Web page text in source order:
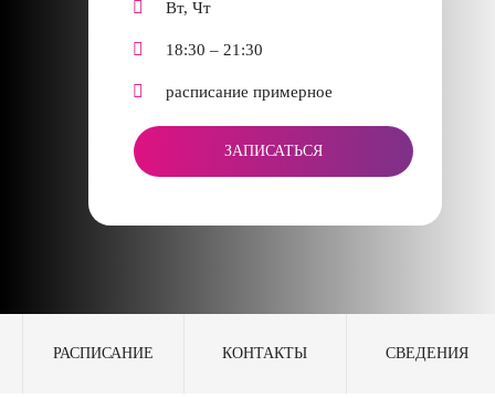
Вт, Чт
18:30 – 21:30
расписание примерное
ЗАПИСАТЬСЯ
РАСПИСАНИЕ КОНТАКТЫ СВЕДЕНИЯ